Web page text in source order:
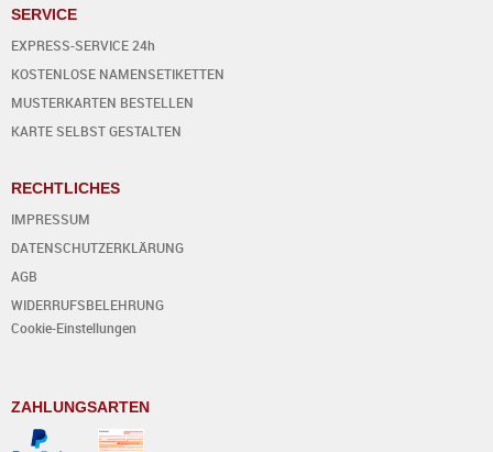
SERVICE
EXPRESS-SERVICE 24h
KOSTENLOSE NAMENSETIKETTEN
MUSTERKARTEN BESTELLEN
KARTE SELBST GESTALTEN
RECHTLICHES
IMPRESSUM
DATENSCHUTZERKLÄRUNG
AGB
WIDERRUFSBELEHRUNG
Cookie-Einstellungen
ZAHLUNGSARTEN